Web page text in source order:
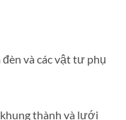
và các vật tư phụ
thành và lưới